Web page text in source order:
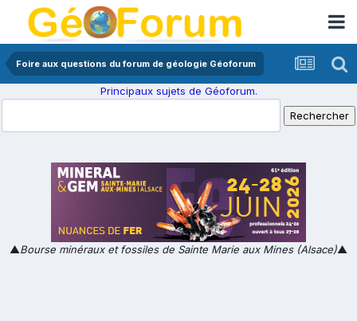
Foire aux questions du forum de géologie Géoforum
Principaux sujets de Géoforum.
▲Bourse minéraux et fossiles de Sainte Marie aux Mines (Alsace)▲